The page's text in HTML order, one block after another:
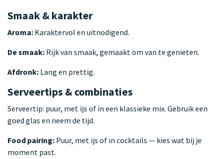
Smaak & karakter
Aroma: Karaktervol en uitnodigend.
De smaak: Rijk van smaak, gemaakt om van te genieten.
Afdronk: Lang en prettig.
Serveertips & combinaties
Serveertip: puur, met ijs of in een klassieke mix. Gebruik een
goed glas en neem de tijd.
Food pairing: Puur, met ijs of in cocktails — kies wat bij je
moment past.